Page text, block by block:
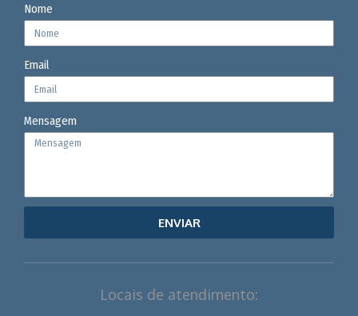
Nome
Email
Mensagem
ENVIAR
Locais de atendimento: